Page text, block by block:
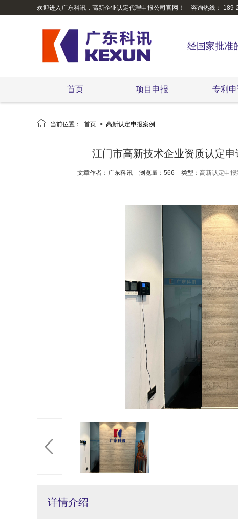
欢迎进入广东科讯，高新企业认定代理申报公司官网！ 咨询热线：
经国家批准
首页 项目申报 专利
 当前位置： 首页 > 高新认定申报案例
江门市高新技术企业资质认定
文章作者：广东科讯 浏览量：566 类型： 高新认定申报
详情介绍